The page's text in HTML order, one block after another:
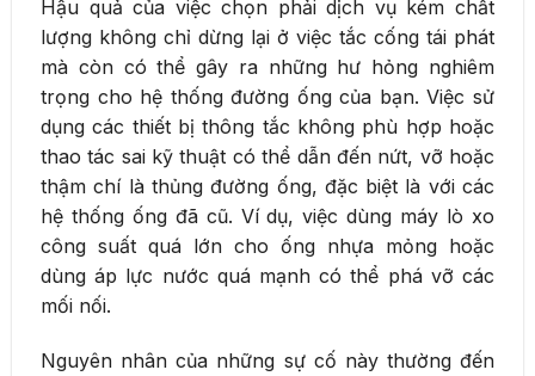
Hậu quả của việc chọn phải dịch vụ kém chất
lượng không chỉ dừng lại ở việc tắc cống tái phát
mà còn có thể gây ra những hư hỏng nghiêm
trọng cho hệ thống đường ống của bạn. Việc sử
dụng các thiết bị thông tắc không phù hợp hoặc
thao tác sai kỹ thuật có thể dẫn đến nứt, vỡ hoặc
thậm chí là thủng đường ống, đặc biệt là với các
hệ thống ống đã cũ. Ví dụ, việc dùng máy lò xo
công suất quá lớn cho ống nhựa mỏng hoặc
dùng áp lực nước quá mạnh có thể phá vỡ các
mối nối.
Nguyên nhân của những sự cố này thường đến